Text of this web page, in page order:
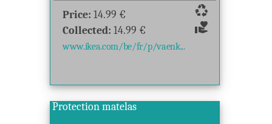
recycling
volunteer_activism
Price: 14.99 €
Collected: 14.99 €
www.ikea.com/be/fr/p/vaenk...
Protection matelas